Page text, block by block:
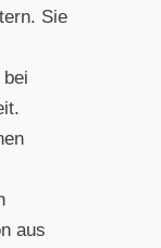
Sie
aus